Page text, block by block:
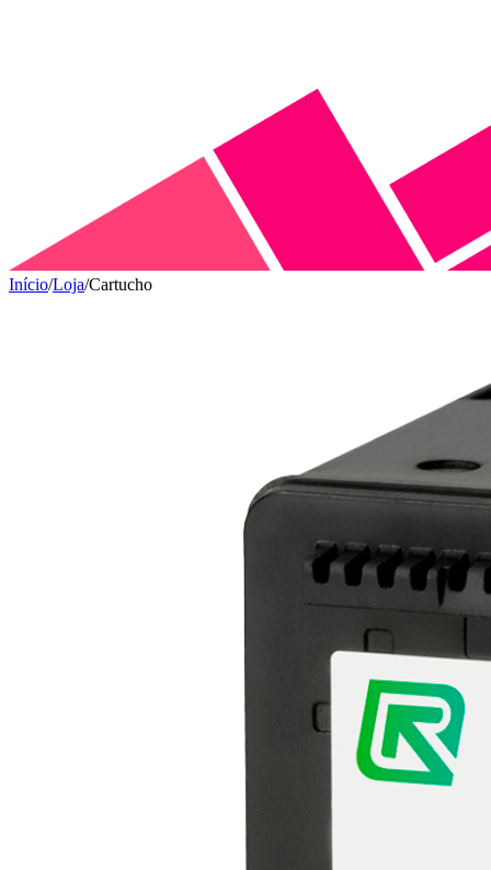
Início/Loja/Cartucho